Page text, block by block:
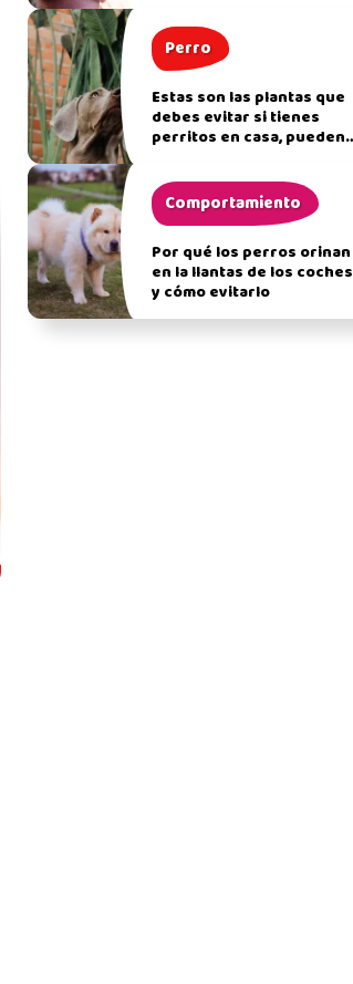
Perro
Estas son las plantas que
debes evitar si tienes
perritos en casa, pueden
Comportamiento
Por qué los perros orinan
en la llantas de los coches
y cómo evitarlo